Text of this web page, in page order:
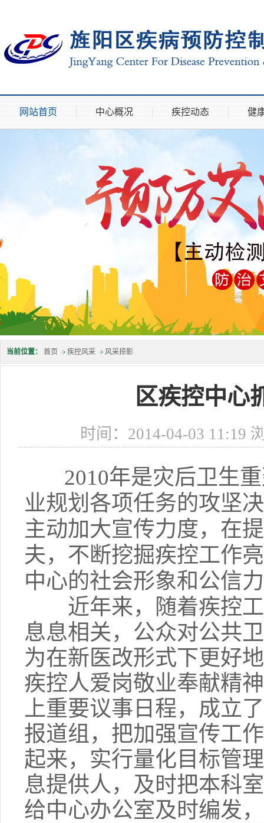
网站首页 中心概况 疾控动态 健
当前位置： 首页 疾控风采 风采掠影
区疾控中
时间：2014-04-03 11:19
2010年是灾后卫生
业规划各项任务的攻坚
主动加大宣传力度，在
夫，不断挖掘疾控工作
中心的社会形象和公信
近年来，随着疾控工
息息相关，公众对公共
为在新医改形式下更好
疾控人爱岗敬业奉献精
上重要议事日程，成立
报道组，把加强宣传工
起来，实行量化目标管
息提供人，及时把本科
给中心办公室及时编发